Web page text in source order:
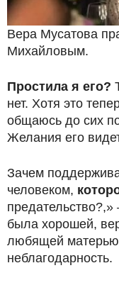
Вера Мусатова
Михайловым.
Простила я его?
нет. Хотя это
общаюсь до сих
Желания его
Зачем
человеком,
была хорошей,
любящей
неблагодарность.